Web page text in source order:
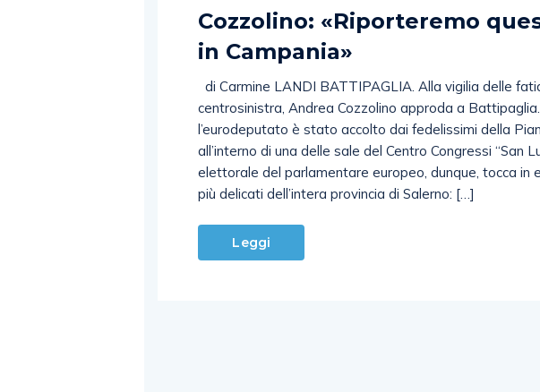
Cozzolino: «Riporteremo
in Campania»
di Carmine LANDI BATTIPAGLIA. Alla vigilia delle
centrosinistra, Andrea Cozzolino approda a
l’eurodeputato è stato accolto dai fedelissimi della
all’interno di una delle sale del Centro Congressi “San
elettorale del parlamentare europeo, dunque, tocca in
più delicati dell’intera provincia di Salerno: […]
Leggi